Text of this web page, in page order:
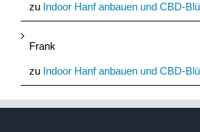
zu Indoor Hanf anbauen und CBD-
Frank
zu Indoor Hanf anbauen und CBD-